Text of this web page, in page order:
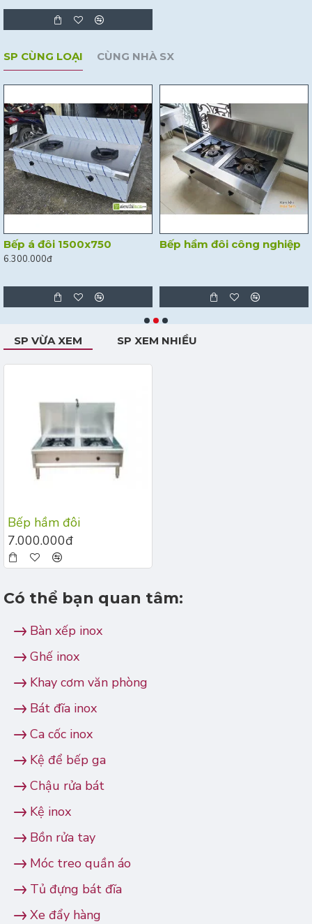
SP CÙNG LOẠI CÙNG NHÀ SX
Bếp á đôi 1500x750
6.300.000đ
Bếp hầm đôi công nghiệp
SP VỪA XEM SP XEM NHIỀU
Bếp hầm đôi
7.000.000đ
Có thể bạn quan tâm:
Bàn xếp inox
Ghế inox
Khay cơm văn phòng
Bát đĩa inox
Ca cốc inox
Kệ để bếp ga
Chậu rửa bát
Kệ inox
Bồn rửa tay
Móc treo quần áo
Tủ đựng bát đĩa
Xe đẩy hàng